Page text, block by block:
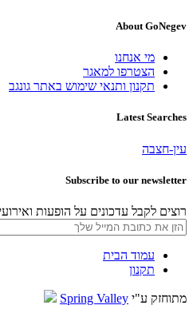
About GoNegev
מי אנחנו
הצטרפו למאגר
תקנון ותנאי שימוש באתר גונגב
Latest Searches
עין-חצבה
Subscribe to our newsletter
רוצים לקבל עדכונים על הופעות
עמוד הבית
תקנון
מתוחזק ע"י Spring Valley